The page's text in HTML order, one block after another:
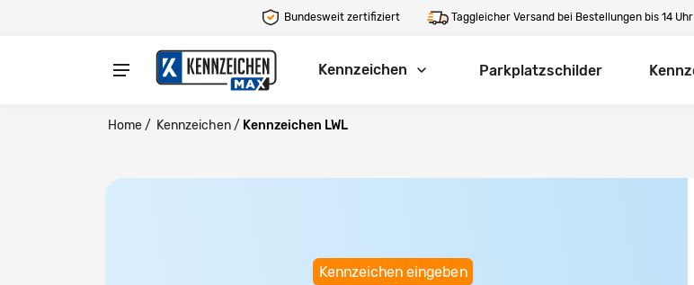
Bundesweit zertifiziert Taggleicher Versand bei Bestellungen bis 14 Uhr
Kennzeichen Parkplatzschilder
Home/ Kennzeichen/ Kennzeichen LWL
Kennzeichen eingeben